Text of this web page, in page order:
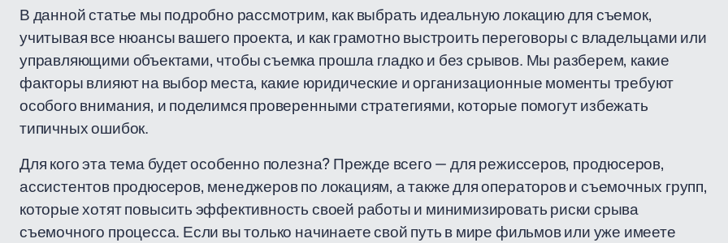
В данной статье мы подробно рассмотрим, как выбрать идеальную локацию для съемок,
учитывая все нюансы вашего проекта, и как грамотно выстроить переговоры с владельцами или
управляющими объектами, чтобы съемка прошла гладко и без срывов. Мы разберем, какие
факторы влияют на выбор места, какие юридические и организационные моменты требуют
особого внимания, и поделимся проверенными стратегиями, которые помогут избежать
типичных ошибок.
Для кого эта тема будет особенно полезна? Прежде всего — для режиссеров, продюсеров,
ассистентов продюсеров, менеджеров по локациям, а также для операторов и съемочных групп,
которые хотят повысить эффективность своей работы и минимизировать риски срыва
съемочного процесса. Если вы только начинаете свой путь в мире фильмов или уже имеете